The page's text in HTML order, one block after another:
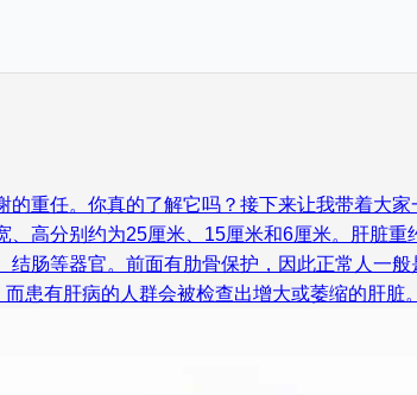
重任。你真的了解它吗？接下来让我带着大
高分别约为25厘米、15厘米和6厘米。肝脏
肠等器官。前面有肋骨保护，因此正常人一
患有肝病的人群会被检查出增大或萎缩的肝脏。